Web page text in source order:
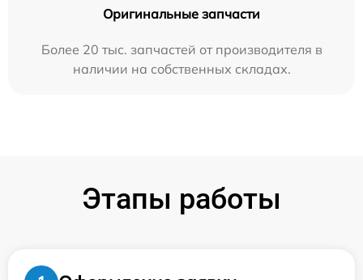
Оригинальные запчасти
Более 20 тыс. запчастей от производителя в
наличии на собственных складах.
Этапы работы